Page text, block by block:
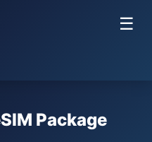
☰
Package